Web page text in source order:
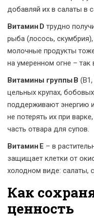
добавляй их в салаты в
Витамин D трудно
рыба (лосось,
молочные продукты
на умеренном огне – так
Витамины группы В
цельных крупах,
поддерживают энергию
не потерять их при
часть отвара для супов.
Витамин E – в
защищает клетки от
холодном виде: салаты,
Как
ценность